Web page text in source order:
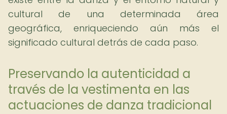
cultural de una determinada área
geográfica, enriqueciendo aún más el
significado cultural detrás de cada paso.
Preservando la autenticidad a
través de la vestimenta en las
actuaciones de danza tradicional